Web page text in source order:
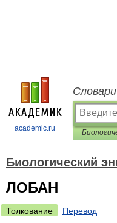
academic.ru
Биологический
ЛОБАН
Толкование
Перевод